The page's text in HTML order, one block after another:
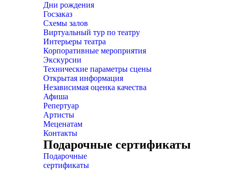
Дни рождения
Госзаказ
Схемы залов
Виртуальный тур по театру
Интерьеры театра
Корпоративные мероприятия
Экскурсии
Технические параметры сцены
Открытая информация
Независимая оценка качества
Афиша
Репертуар
Артисты
Меценатам
Контакты
Подарочные сертификаты
Подарочные
сертификаты